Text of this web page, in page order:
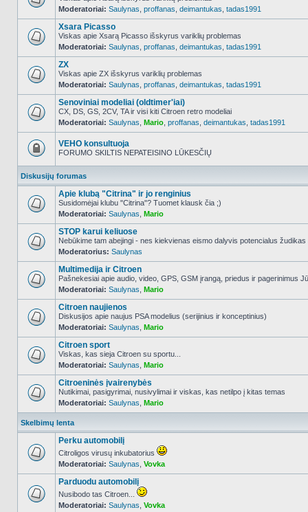
NO_UNREAD_POSTS
Moderatoriai: Saulynas proffanas deimantukas tadas1991
NO_UNREAD_POSTS
Xsara Picasso
Viskas apie Xsarą Picasso išskyrus variklių problemas
Moderatoriai: Saulynas proffanas deimantukas tadas1991
NO_UNREAD_POSTS
ZX
Viskas apie ZX išskyrus variklių problemas
Moderatoriai: Saulynas proffanas deimantukas tadas1991
NO_UNREAD_POSTS
Senoviniai modeliai (oldtimer'iai)
CX, DS, GS, 2CV, TA ir visi kiti Citroen retro modeliai
Moderatoriai: Saulynas Mario proffanas deimantukas tadas1991
užrakintas
VEHO konsultuoja
FORUMO SKILTIS NEPATEISINO LŪKESČIŲ
Diskusijų forumas
NO_UNREAD_POSTS
Apie klubą "Citrina" ir jo renginius
Susidomėjai klubu "Citrina"? Tuomet klausk čia ;)
Moderatoriai: Saulynas Mario
NO_UNREAD_POSTS
STOP karui keliuose
Nebūkime tam abejingi - nes kiekvienas eismo dalyvis potencialus žudikas
Moderatorius: Saulynas
NO_UNREAD_POSTS
Multimedija ir Citroen
Pašnekesiai apie audio, video, GPS, GSM įrangą, priedus ir pagerinimus
Moderatoriai: Saulynas Mario
NO_UNREAD_POSTS
Citroen naujienos
Diskusijos apie naujus PSA modelius (serijinius ir konceptinius)
Moderatoriai: Saulynas Mario
NO_UNREAD_POSTS
Citroen sport
Viskas, kas sieja Citroen su sportu...
Moderatoriai: Saulynas Mario
NO_UNREAD_POSTS
Citroeninės įvairenybės
Nutikimai, pasigyrimai, nusivylimai ir viskas, kas netilpo į kitas temas
Moderatoriai: Saulynas Mario
Skelbimų lenta
NO_UNREAD_POSTS
Perku automobilį
Citroligos virusų inkubatorius
Moderatoriai: Saulynas Vovka
NO_UNREAD_POSTS
Parduodu automobilį
Nusibodo tas Citroen...
Moderatoriai: Saulynas Vovka